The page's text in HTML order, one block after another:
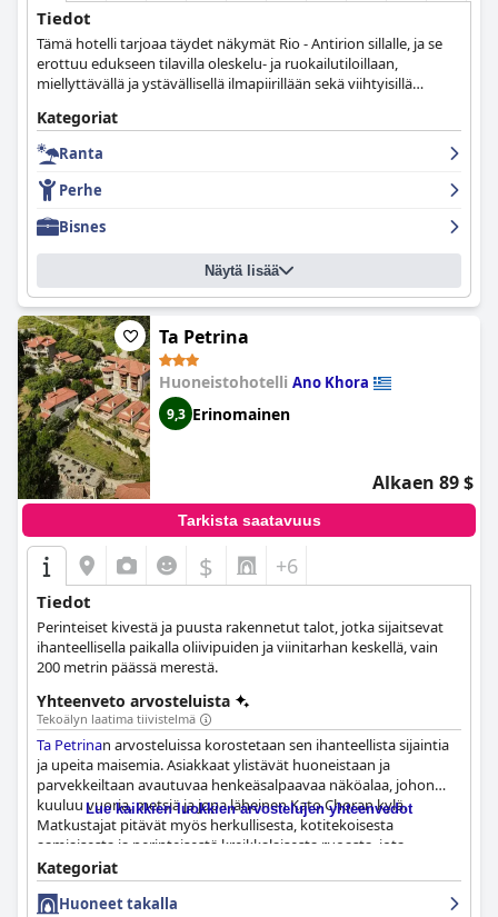
Tiedot
Tämä hotelli tarjoaa täydet näkymät Rio - Antirion sillalle, ja se
erottuu edukseen tilavilla oleskelu- ja ruokailutiloillaan,
miellyttävällä ja ystävällisellä ilmapiirillään sekä viihtyisillä
Kategoriat
Ranta
Perhe
Bisnes
Näytä lisää
Ta Petrina
Huoneistohotelli Ano Khora
9,3 Erinomainen
Alkaen 89 $
Tarkista saatavuus
$ +6
Tiedot
Perinteiset kivestä ja puusta rakennetut talot, jotka sijaitsevat
ihanteellisella paikalla oliivipuiden ja viinitarhan keskellä, vain
200 metrin päässä merestä.
Yhteenveto arvosteluista
Tekoälyn laatima tiivistelmä
Ta Petrinan arvosteluissa korostetaan sen ihanteellista sijaintia
ja upeita maisemia. Asiakkaat ylistävät huoneistaan ja
parvekkeiltaan avautuvaa henkeäsalpaavaa näköalaa, johon
kuuluu vuoria, metsiä ja jopa läheinen Kato Choran kylä.
Matkustajat pitävät myös herkullisesta, kotitekoisesta
aamiaisesta ja perinteisestä kreikkalaisesta ruoasta, jota
tarjoillaan hotellin omassa ravintolassa. Huoneet ovat tilavia,
siistejä ja kauniisti sisustettuja, ja monissa huoneissa on viihtyisä
takka. Hotelli on ylpeä siitä, että se tarjoaa vierailleen siistin ja
Lue kaikkien luokkien arvostelujen yhteenvedot
Kategoriat
Huoneet takalla